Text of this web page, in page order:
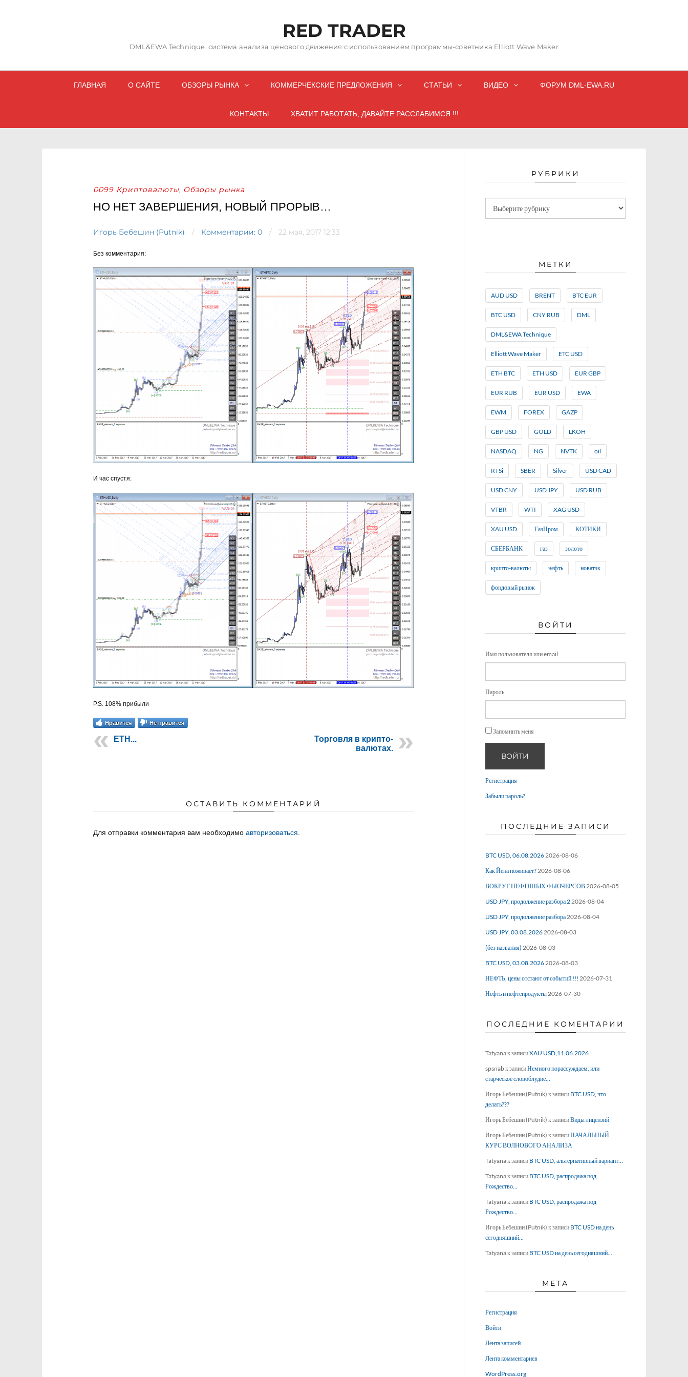
RED TRADER
DML&EWA Technique, система анализа ценового движения с использованием программы-советника Elliott Wave Maker
ГЛАВНАЯ О САЙТЕ ОБЗОРЫ РЫНКА КОММЕРЧЕКСКИЕ ПРЕДЛОЖЕНИЯ СТАТЬИ ВИДЕО ФОРУМ DML-EWA.RU
КОНТАКТЫ ХВАТИТ РАБОТАТЬ, ДАВАЙТЕ РАССЛАБИМСЯ !!!
0099 Криптовалюты, Обзоры рынка
НО НЕТ ЗАВЕРШЕНИЯ, НОВЫЙ ПРОРЫВ…
Игорь Бебешин (Putnik) Комментарии: 0 22 мая, 2017 12:33
Без комментария:
И час спустя:
P.S. 108% прибыли
Нравится Не нравится
ETH...
Торговля в крипто-
валютах.
ОСТАВИТЬ КОММЕНТАРИЙ
Для отправки комментария вам необходимо авторизоваться
РУБРИКИ
МЕТКИ
AUD USD BRENT BTC EUR
BTC USD CNY RUB DML
DML&EWA Technique
Elliott Wave Maker ETC USD
ETH BTC ETH USD EUR GBP
EUR RUB EUR USD EWA
EWM FOREX GAZP
GBP USD GOLD LKOH
NASDAQ NG NVTK oil
RTSi SBER Silver USD CAD
USD CNY USD JPY USD RUB
VTBR WTI XAG USD
XAU USD ГазПром КОТИКИ
СБЕРБАНК газ золото
крипто-валюты нефть новатэк
фондовый рынок
ВОЙТИ
Имя пользователя или email
Пароль
Запомнить меня
ВОЙТИ
Регистрация
Забыли пароль?
ПОСЛЕДНИЕ ЗАПИСИ
BTC USD, 06.08.20262026-08-06
Как Йена поживает?2026-08-06
ВОКРУГ НЕФТЯНЫХ ФЬЮЧЕРСОВ2026-08-05
USD JPY, продолжение разбора 22026-08-04
USD JPY, продолжение разбора2026-08-04
USD JPY, 03.08.20262026-08-03
(без названия) 2026-08-03
BTC USD, 03.08.20262026-08-03
НЕФТЬ, цены отстают от событий !!! 2026-07-31
Нефть и нефтепродукты2026-07-30
ПОСЛЕДНИЕ КОМЕНТАРИИ
Tatyanaк записиXAU USD,11.06.2026
spsnabк записиНемного порассуждаем, или
старческое словоблудие…
Игорь Бебешин (Putnik) к записи BTC USD, что
делать???
Игорь Бебешин (Putnik) к записиВиды лицензий
Игорь Бебешин (Putnik) к записиНАЧАЛЬНЫЙ
КУРС ВОЛНОВОГО АНАЛИЗА
Tatyanaк записи BTC USD, альтернативный вариант…
Tatyanaк записи BTC USD, распродажа под
Рождество…
Tatyanaк записи BTC USD, распродажа под
Рождество…
Игорь Бебешин (Putnik) к записи BTC USD на день
сегодняшний…
Tatyanaк записи BTC USD на день сегодняшний…
МЕТА
Регистрация
Войти
Лента записей
Лента комментариев
WordPress.org